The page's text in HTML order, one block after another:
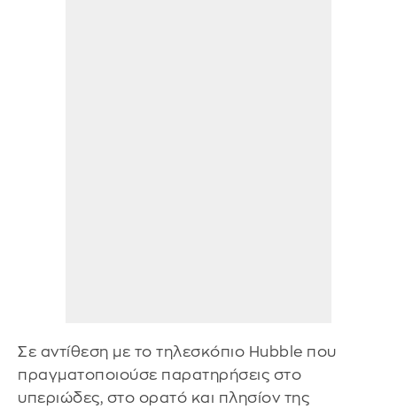
Σε αντίθεση με το τηλεσκόπιο Hubble που
πραγματοποιούσε παρατηρήσεις στο
υπεριώδες, στο ορατό και πλησίον της